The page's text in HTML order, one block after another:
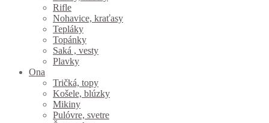
Rifle
Nohavice, kraťasy
Tepláky
Topánky
Saká , vesty
Plavky
Ona
Tričká, topy
Košele, blúzky
Mikiny
Pulóvre, svetre